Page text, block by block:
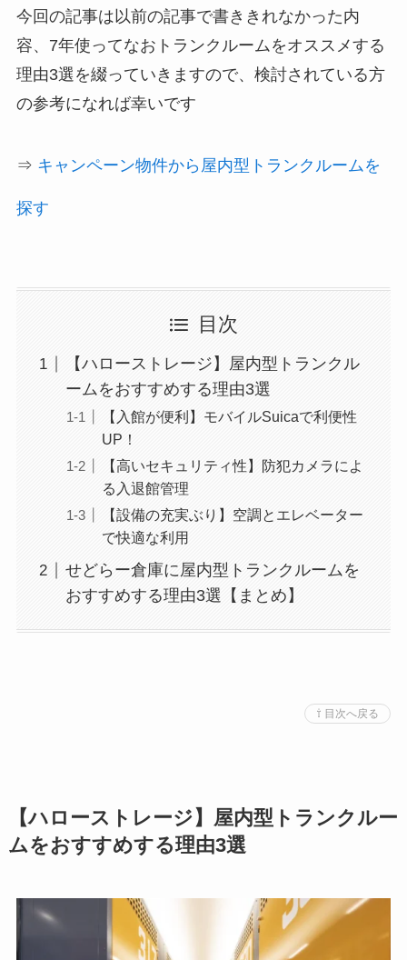
今回の記事は以前の記事で書ききれなかった内
容、7年使ってなおトランクルームをオススメする
理由3選を綴っていきますので、検討されている方
の参考になれば幸いです
⇒ キャンペーン物件から屋内型トランクルームを
探す
目次
【ハローストレージ】屋内型トランクル
ームをおすすめする理由3選
【入館が便利】モバイルSuicaで利便性
UP！
【高いセキュリティ性】防犯カメラによ
る入退館管理
【設備の充実ぶり】空調とエレベーター
で快適な利用
せどらー倉庫に屋内型トランクルームを
おすすめする理由3選【まとめ】
⇧ 目次へ戻る
【ハローストレージ】屋内型トランクルー
ムをおすすめする理由3選